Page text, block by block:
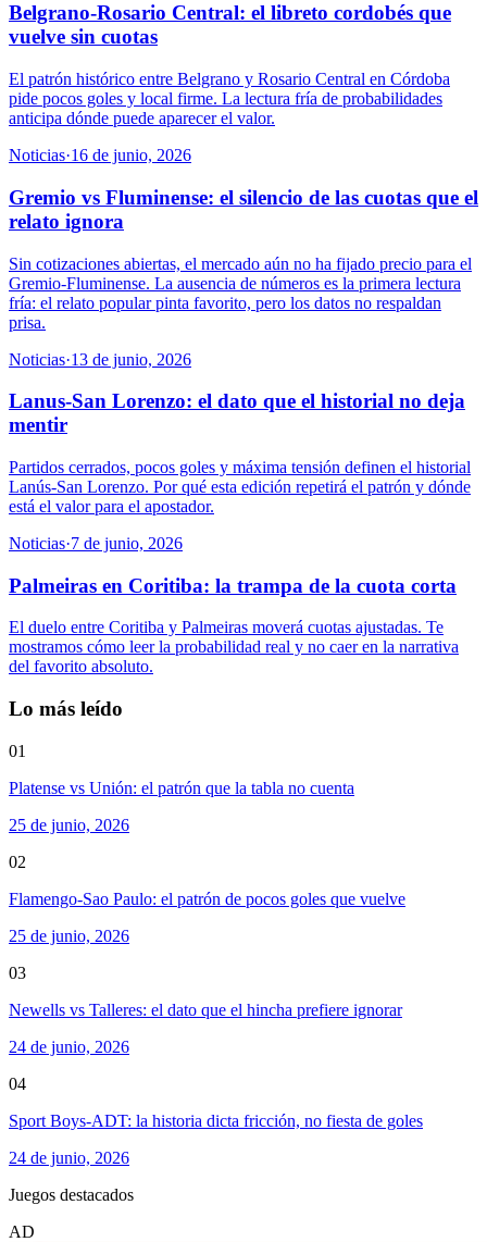
Belgrano-Rosario Central: el libreto cordobés que
vuelve sin cuotas
El patrón histórico entre Belgrano y Rosario Central en Córdoba
pide pocos goles y local firme. La lectura fría de probabilidades
anticipa dónde puede aparecer el valor.
Noticias·16 de junio, 2026
Gremio vs Fluminense: el silencio de las cuotas que el
relato ignora
Sin cotizaciones abiertas, el mercado aún no ha fijado precio para el
Gremio-Fluminense. La ausencia de números es la primera lectura
fría: el relato popular pinta favorito, pero los datos no respaldan
prisa.
Noticias·13 de junio, 2026
Lanus-San Lorenzo: el dato que el historial no deja
mentir
Partidos cerrados, pocos goles y máxima tensión definen el historial
Lanús-San Lorenzo. Por qué esta edición repetirá el patrón y dónde
está el valor para el apostador.
Noticias·7 de junio, 2026
Palmeiras en Coritiba: la trampa de la cuota corta
El duelo entre Coritiba y Palmeiras moverá cuotas ajustadas. Te
mostramos cómo leer la probabilidad real y no caer en la narrativa
del favorito absoluto.
Lo más leído
01
Platense vs Unión: el patrón que la tabla no cuenta
25 de junio, 2026
02
Flamengo-Sao Paulo: el patrón de pocos goles que vuelve
25 de junio, 2026
03
Newells vs Talleres: el dato que el hincha prefiere ignorar
24 de junio, 2026
04
Sport Boys-ADT: la historia dicta fricción, no fiesta de goles
24 de junio, 2026
Juegos destacados
AD